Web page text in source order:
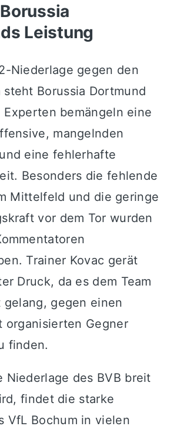
Leistung
Niederlage gegen den
steht Borussia Dortmund
bemängeln eine
mangelnden
eine fehlerhafte
Besonders die fehlende
Mittelfeld und die geringe
vor dem Tor wurden
Trainer Kovac gerät
Druck, da es dem Team
gegen einen
organisierten Gegner
finden.
Niederlage des BVB breit
findet die starke
VfL Bochum in vielen